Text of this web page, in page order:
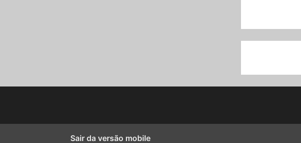
Sair da versão mobile